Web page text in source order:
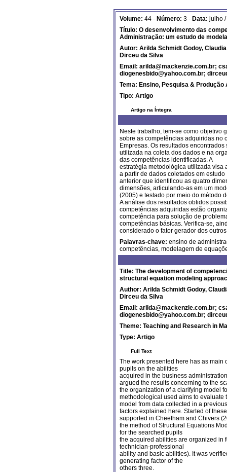
Volume: 44 - Número: 3 - Data: julho
Título: O desenvolvimento das
Administração: um estudo de
Autor: Arilda Schmidt Godoy,
Dirceu da Silva
Email: arilda@mackenzie.com.br;
diogenesbido@yahoo.com.br;
Tema: Ensino, Pesquisa & Produção
Tipo: Artigo
Artigo na Íntegra
Neste trabalho, tem-se como objetivo
sobre as competências adquiridas no
Empresas. Os resultados
utilizada na coleta dos dados e na
das competências identificadas. A
estratégia metodológica utilizada visa
a partir de dados coletados em estudo
anterior que identificou as quatro
dimensões, articulando-as em um
(2005) e testado por meio do método
A análise dos resultados obtidos
competências adquiridas estão
competência para solução de
competências básicas. Verifica-se,
considerado o fator gerador dos outros
Palavras-chave: ensino de
competências, modelagem de
Title: The development of
structural equation modeling
Author: Arilda Schmidt Godoy,
Dirceu da Silva
Email: arilda@mackenzie.com.br;
diogenesbido@yahoo.com.br;
Theme: Teaching and Research in
Type: Artigo
Full Text
The work presented here has as main
pupils on the abilities
acquired in the business
argued the results concerning to the
the organization of a clarifying model
methodological used aims to evaluate
model from data collected in a
factors explained here. Started of
supported in Cheetham and Chivers
the method of Structural Equations
for the searched pupils
the acquired abilities are organized in
technician-professional
ability and basic abilities). It was
generating factor of the
others three.